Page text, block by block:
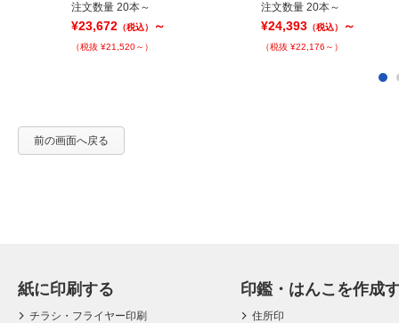
注文数量 20本～
¥23,672 （税込） ～
（税抜 ¥21,520～）
注文数量 20本～
¥24,393 （税込） ～
（税抜 ¥22,176～）
前の画面へ戻る
紙に印刷する
チラシ・フライヤー印刷
印鑑・はんこを作成
住所印